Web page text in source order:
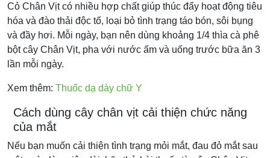
Cỏ Chân Vịt có nhiều hợp chất giúp thúc đẩy hoạt động tiêu
hóa và đào thải độc tố, loại bỏ tình trạng táo bón, sôi bụng
và đầy hơi. Mỗi ngày, bạn nên dùng khoảng 1/4 thìa cà phê
bột cây Chân Vịt, pha với nước ấm và uống trước bữa ăn 3
lần mỗi ngày.
Xem thêm: Thuốc dạ dày chữ Y
Cách dùng cây chân vịt cải thiện chức năng
của mắt
Nếu bạn muốn cải thiện tình trạng mỏi mắt, đau đỏ mắt sau